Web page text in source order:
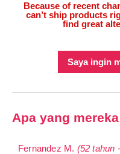
Because of recent
can’t ship products
find great
Saya ingin
Apa yang
Fernandez M. (52 tahun